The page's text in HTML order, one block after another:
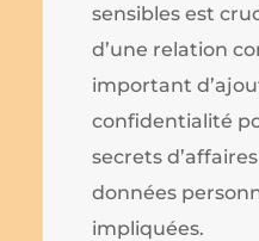
sensibles est
d’une relation
important
confidentialité
secrets
données
impliquées.